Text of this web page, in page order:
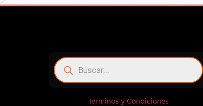
Términos y Condiciones